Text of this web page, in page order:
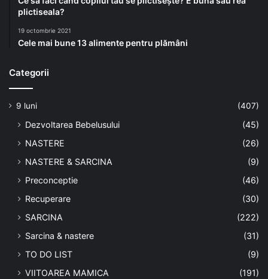
plictiseala?
19 octombrie 2021
Cele mai bune 13 alimente pentru plămâni
Categorii
9 luni (407)
Dezvoltarea Bebelusului
(45)
NASTERE
(26)
NASTERE & SARCINA
(9)
Preconceptie
(46)
Recuperare
(30)
SARCINA
(222)
Sarcina & nastere
(31)
TO DO LIST
(9)
VIITOAREA MAMICA
(191)